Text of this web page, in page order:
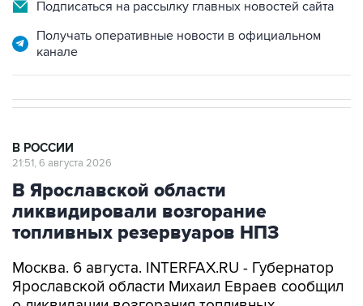
Подписаться на рассылку главных новостей сайта
Получать оперативные новости в официальном
канале
В РОССИИ
21:51, 6 августа 2026
В Ярославской области
ликвидировали возгорание
топливных резервуаров НПЗ
Москва. 6 августа. INTERFAX.RU - Губернатор
Ярославской области Михаил Евраев сообщил